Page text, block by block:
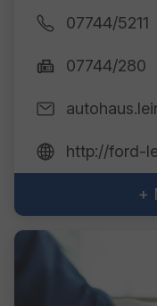
07744/5211
07744/280
http://ford-
+